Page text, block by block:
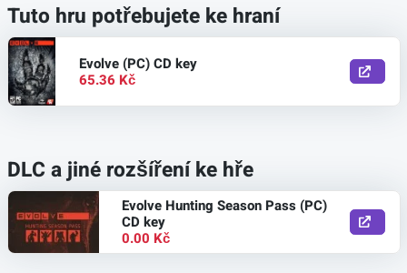
Tuto hru potřebujete ke hraní
Evolve (PC) CD key
65.36 Kč
DLC a jiné rozšíření ke hře
Evolve Hunting Season Pass (PC)
CD key
0.00 Kč